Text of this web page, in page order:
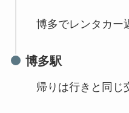
博多でレンタカー
博多駅
帰りは行きと同じ